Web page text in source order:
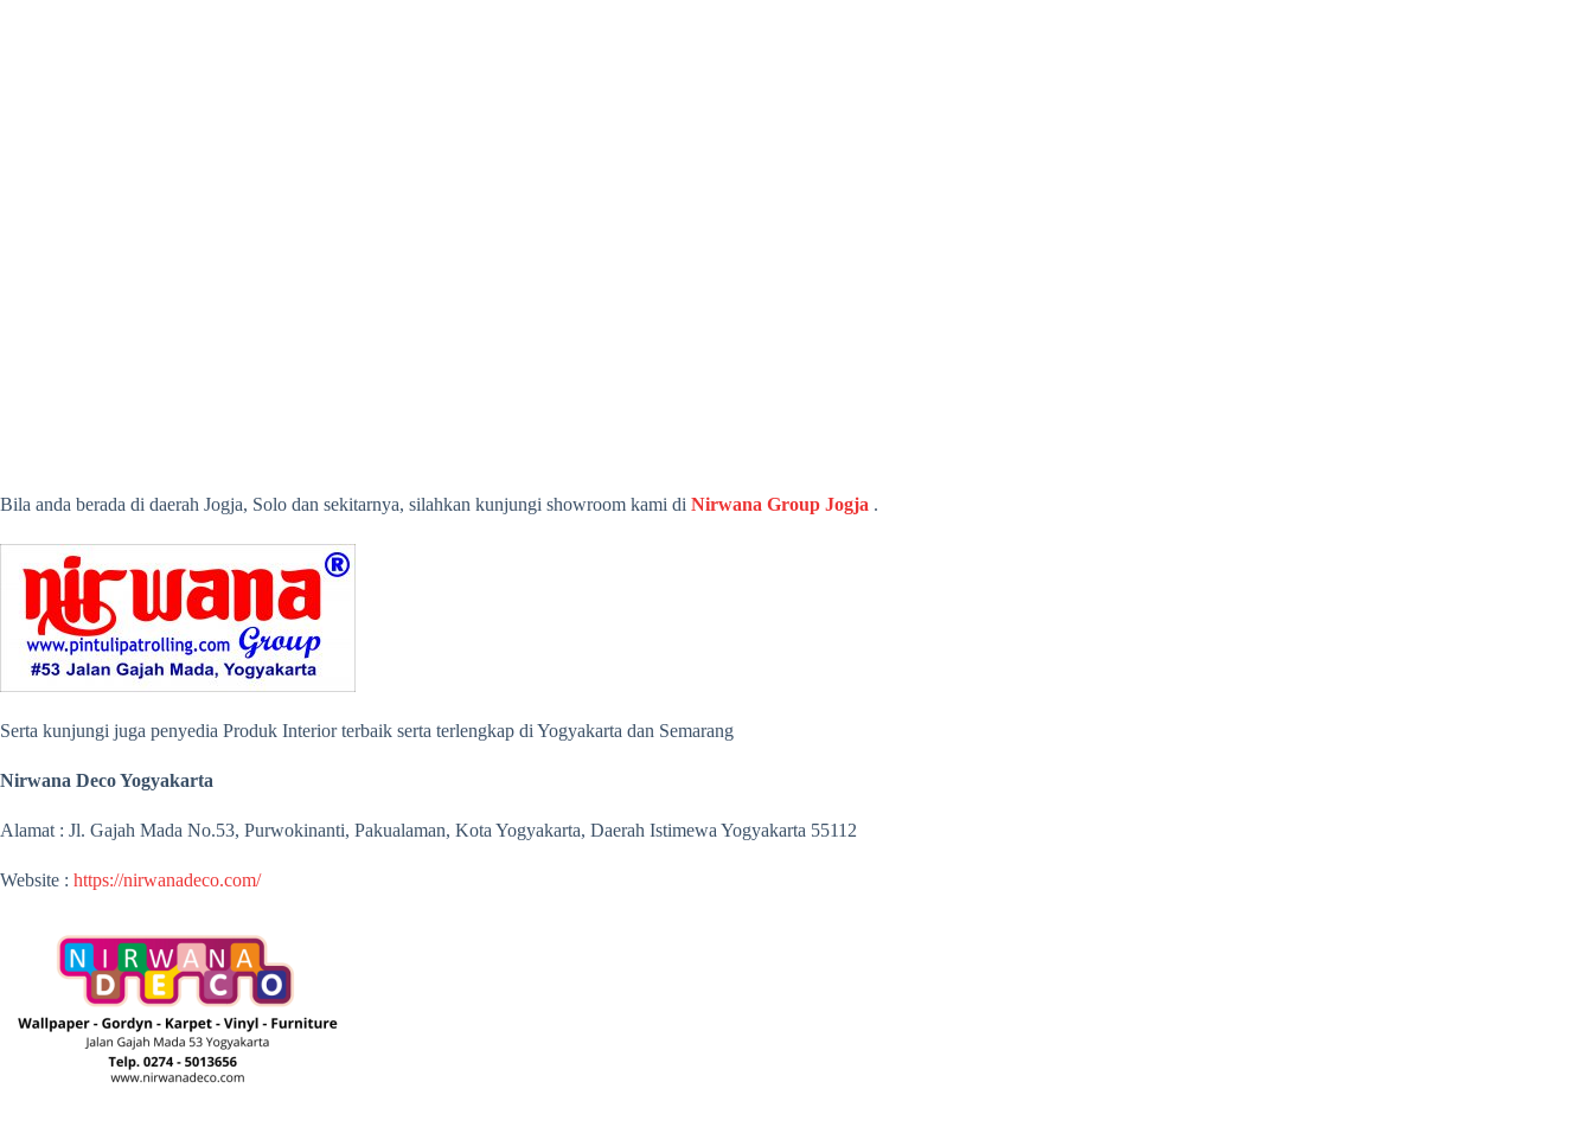
Bila anda berada di daerah Jogja, Solo dan sekitarnya, silahkan kunjungi showroom kami di Nirwana Group Jogja .
Serta kunjungi juga penyedia Produk Interior terbaik serta terlengkap di Yogyakarta dan Semarang
Nirwana Deco Yogyakarta
Alamat : Jl. Gajah Mada No.53, Purwokinanti, Pakualaman, Kota Yogyakarta, Daerah Istimewa Yogyakarta 55112
Website : https://nirwanadeco.com/